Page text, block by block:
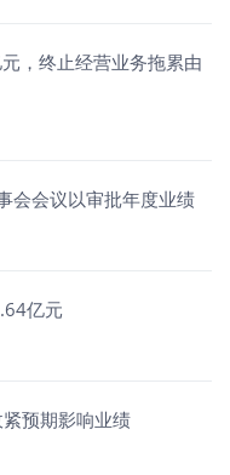
，终止经营业务拖累由
会会议以审批年度业绩
亿元
预期影响业绩